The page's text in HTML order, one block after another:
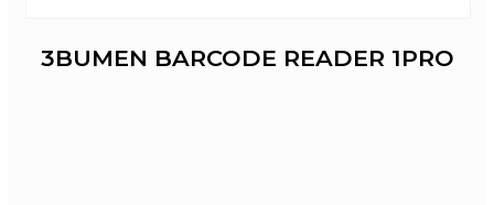
3BUMEN BARCODE READER 1PRO